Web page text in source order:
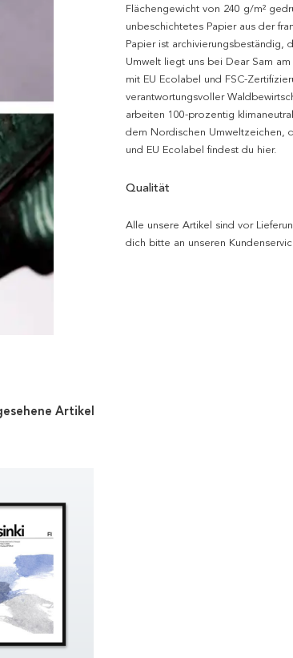
Flächengewicht von 240 g/m²
unbeschichtetes Papier aus der
Papier ist archivierungsbeständig,
Umwelt liegt uns bei Dear Sam
mit EU Ecolabel und FSC-
verantwortungsvoller
arbeiten 100-prozentig
dem Nordischen Umweltzeichen,
und EU Ecolabel findest du hier.
Qualität
Alle unsere Artikel sind vor
dich bitte an unseren
Artikel